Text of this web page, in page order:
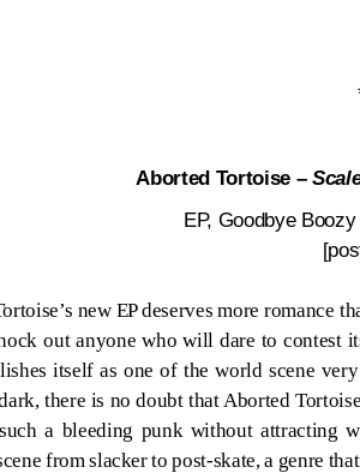
Aborted Tortoise –
EP, Goodbye
new EP deserves more romance
out anyone who will dare to contest
itself as one of the world scene
there is no doubt that Aborted
a bleeding punk without attracting
from slacker to post-skate, a genre